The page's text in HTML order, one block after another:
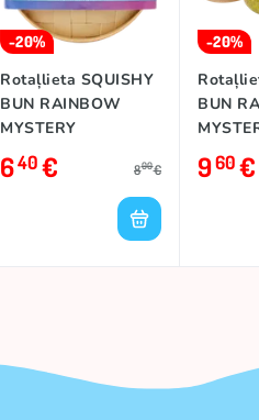
-20%
Rotaļlieta SQUISHY
BUN RAINBOW
MYSTERY
DUMPLING
640€ 800€
-20%
BUN
960€